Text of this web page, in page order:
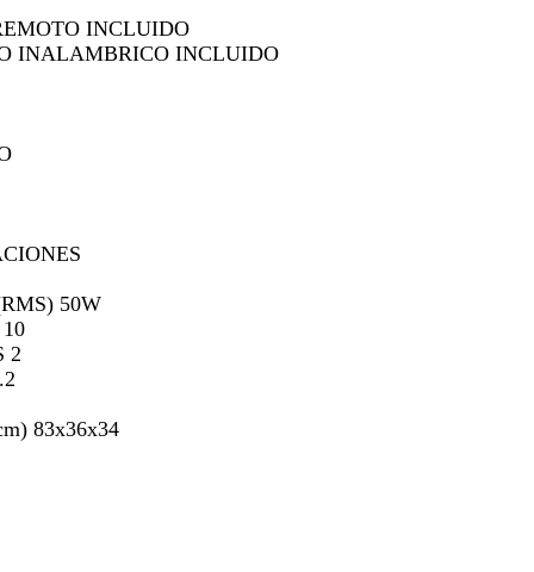
INCLUIDO
INALAMBRICO INCLUIDO
50W
2
83x36x34